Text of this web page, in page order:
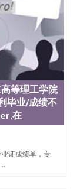
势： 我
，通过品
性价比。
证,录取通
改成绩、
凭、学历
作、办
证、毕业
使馆留学
凭认证学
、英国文
拿大文凭
等理工学院
毕业/成绩不
在
证成绩单，专